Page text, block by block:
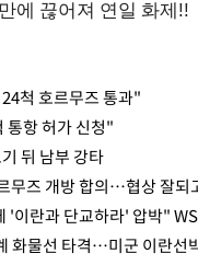
척 호르무즈 통과"
통항 허가 신청"
뒤 남부 강타
무즈 개방 합의…협상 잘되
'이란과 단교하라' 압박"
화물선 타격…미군 이란선